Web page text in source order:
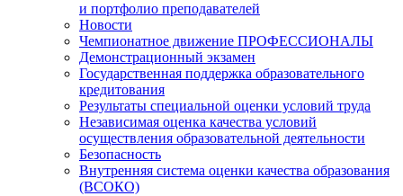
и портфолио преподавателей
Новости
Чемпионатное движение ПРОФЕССИОНАЛЫ
Демонстрационный экзамен
Государственная поддержка образовательного
кредитования
Результаты специальной оценки условий труда
Независимая оценка качества условий
осуществления образовательной деятельности
Безопасность
Внутренняя система оценки качества образования
(ВСОКО)